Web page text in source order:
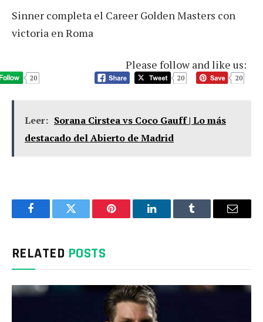
Sinner completa el Career Golden Masters con
victoria en Roma
Please follow and like us:
20 20 20
Leer: Sorana Cirstea vs Coco Gauff | Lo más
destacado del Abierto de Madrid
FacebookTwitter Pinterest LinkedInTumblr Email
RELATED POSTS